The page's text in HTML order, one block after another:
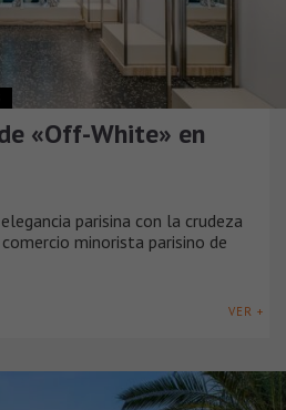
«Off-White» en
parisina con la crudeza
minorista parisino de
VER +